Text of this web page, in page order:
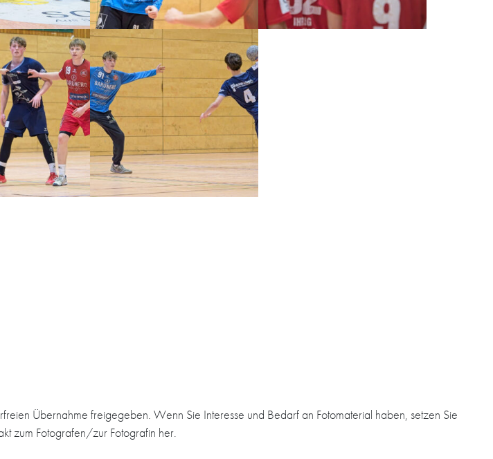
Übernahme freigegeben. Wenn Sie Interesse und Bedarf an Fotomaterial haben, setzen Sie
zum Fotografen/zur Fotografin her.